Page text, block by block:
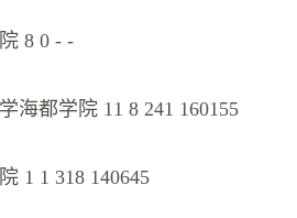
8 0 - -
海都学院 11 8 241 160155
1 1 318 140645